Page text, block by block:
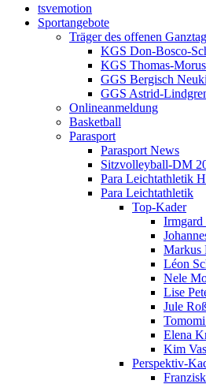
tsvemotion
Sportangebote
Träger des offenen
KGS Don-Bosco-
KGS Thomas-
GGS Bergisch
GGS Astrid-
Onlineanmeldung
Basketball
Parasport
Parasport News
Sitzvolleyball-DM
Para Leichtathletik
Para Leichtathletik
Top-Kader
Irmgard
Markus
Léon
Nele
Lise
Jule
Elena
Kim
Perspektiv-